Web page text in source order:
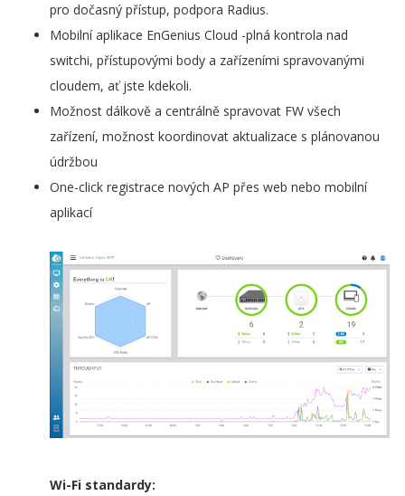
pro dočasný přístup, podpora Radius.
Mobilní aplikace EnGenius Cloud -plná kontrola nad
switchi, přístupovými body a zařízeními spravovanými
cloudem, ať jste kdekoli.
Možnost dálkově a centrálně spravovat FW všech
zařízení, možnost koordinovat aktualizace s plánovanou
údržbou
One-click registrace nových AP přes web nebo mobilní
aplikací
Wi-Fi standardy: